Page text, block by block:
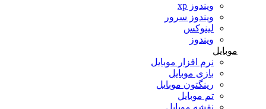
ویندوز xp
ویندوز سرور
لینوکس
ویندوز
موبایل
نرم افزار موبایل
بازی موبایل
رینگتون موبایل
تم موبایل
نقشه موبایل